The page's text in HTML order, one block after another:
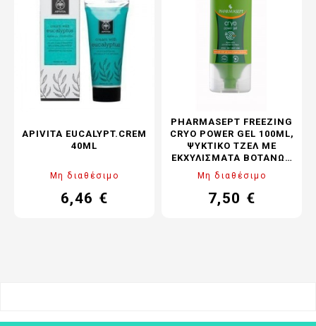
APIVITA EUCALYPT.CREM
40ML
Μη διαθέσιμο
Τιμή
6,46 €
PHARMASEPT FREEZING
CRYO POWER GEL 100ML,
ΨΥΚΤΙΚΌ ΤΖΕΛ ΜΕ
ΕΚΧΥΛΊΣΜΑΤΑ ΒΟΤΆΝΩΝ
ΓΙΑ ΆΜΕΣΗ ΛΎΣΗ ΜΕ ΤΗ
ΔΎΝΑΜΗ ΤΟΥ ΠΆΓΟΥ
Μη διαθέσιμο
Τιμή
7,50 €